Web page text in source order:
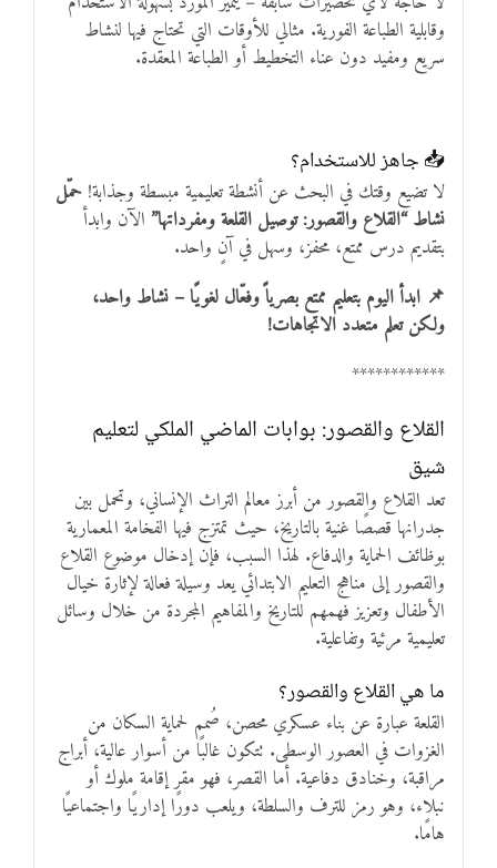
وقابلية الطباعة الفورية. مثالي للأوقات التي تحتاج فيها لنشاط
سريع ومفيد دون عناء التخطيط أو الطباعة المعقدة.
📥 جاهز للاستخدام؟
لا تضيع وقتك في البحث عن أنشطة تعليمية مبسطة وجذابة! حمّل
نشاط “القلاع والقصور: توصيل القلعة ومفرداتها”الآن وابدأ
بتقديم درس ممتع، محفز، وسهل في آنٍ واحد.
📌 ابدأ اليوم بتعليم ممتع بصرياً وفعّال لغويًا – نشاط واحد،
ولكن تعلم متعدد الاتجاهات!
************
القلاع والقصور: بوابات الماضي الملكي لتعليم
شيق
تعد القلاع والقصور من أبرز معالم التراث الإنساني، وتحمل بين
جدرانها قصصًا غنية بالتاريخ، حيث تمتزج فيها الفخامة المعمارية
بوظائف الحماية والدفاع. لهذا السبب، فإن إدخال موضوع القلاع
والقصور إلى مناهج التعليم الابتدائي يعد وسيلة فعالة لإثارة خيال
الأطفال وتعزيز فهمهم للتاريخ والمفاهيم المجردة من خلال وسائل
تعليمية مرئية وتفاعلية.
ما هي القلاع والقصور؟
القلعة عبارة عن بناء عسكري محصن، صُمم لحماية السكان من
الغزوات في العصور الوسطى. تتكون غالبًا من أسوار عالية، أبراج
مراقبة، وخنادق دفاعية. أما القصر، فهو مقر إقامة ملوك أو
نبلاء، وهو رمز للترف والسلطة، ويلعب دورًا إداريًا واجتماعيًا
هامًا.